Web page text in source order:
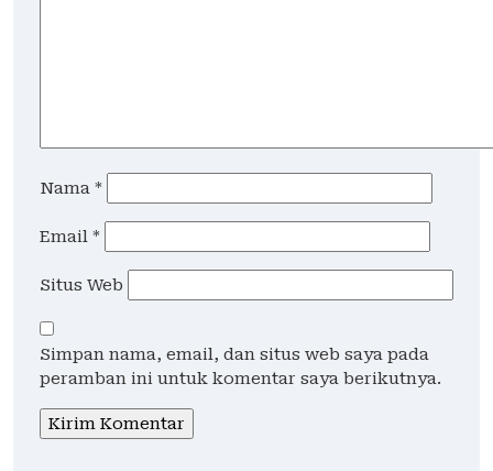
Nama *
Email *
Situs Web
Simpan nama, email, dan situs web saya pada
peramban ini untuk komentar saya berikutnya.